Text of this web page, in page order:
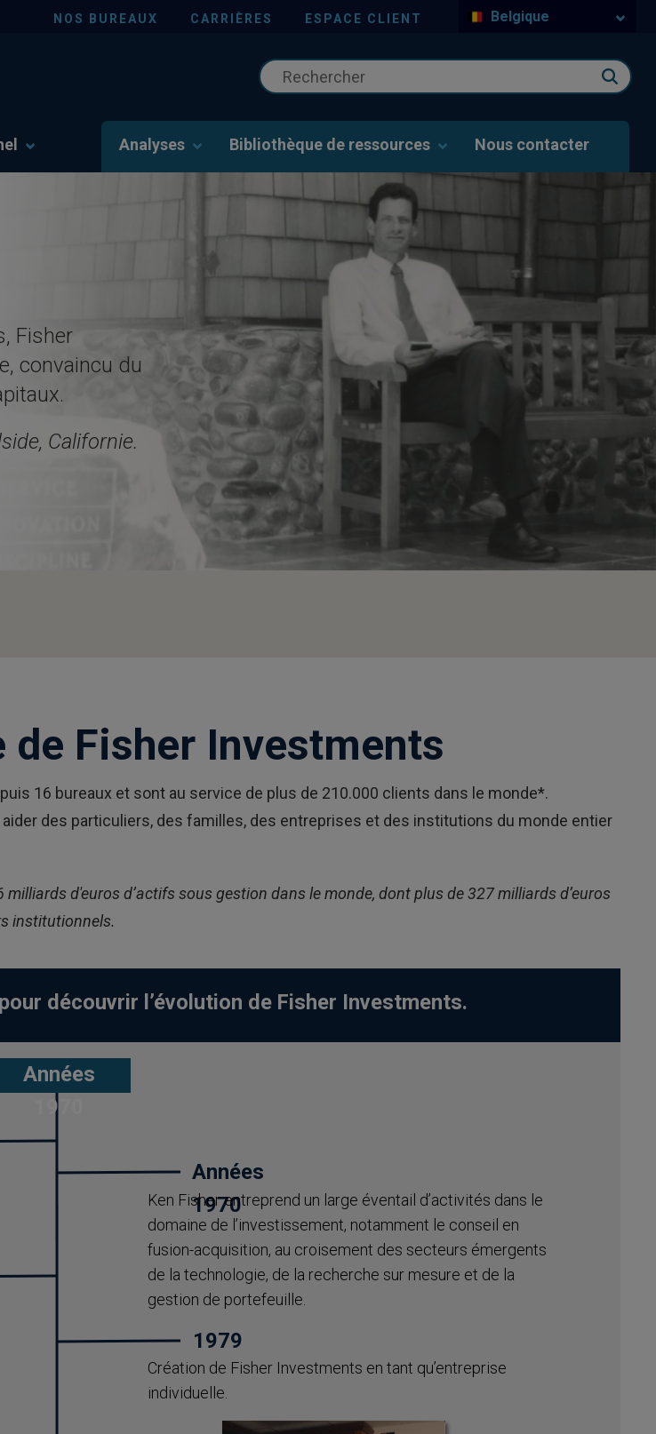
NOS BUREAUX CARRIÈRES ESPACE CLIENT Belgique
Analyses Bibliothèque de ressources Nous contacter
Fisher
convaincu du
Californie.
de Fisher Investments
16 bureaux et sont au service de plus de 210.000 clients dans le monde*.
des particuliers, des familles, des entreprises et des institutions du monde entier
d'euros d’actifs sous gestion dans le monde, dont plus de 327 milliards d’euros
institutionnels.